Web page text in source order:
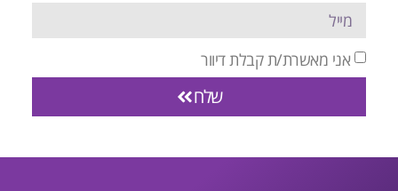
אני מאשרת/ת קבלת דיוור